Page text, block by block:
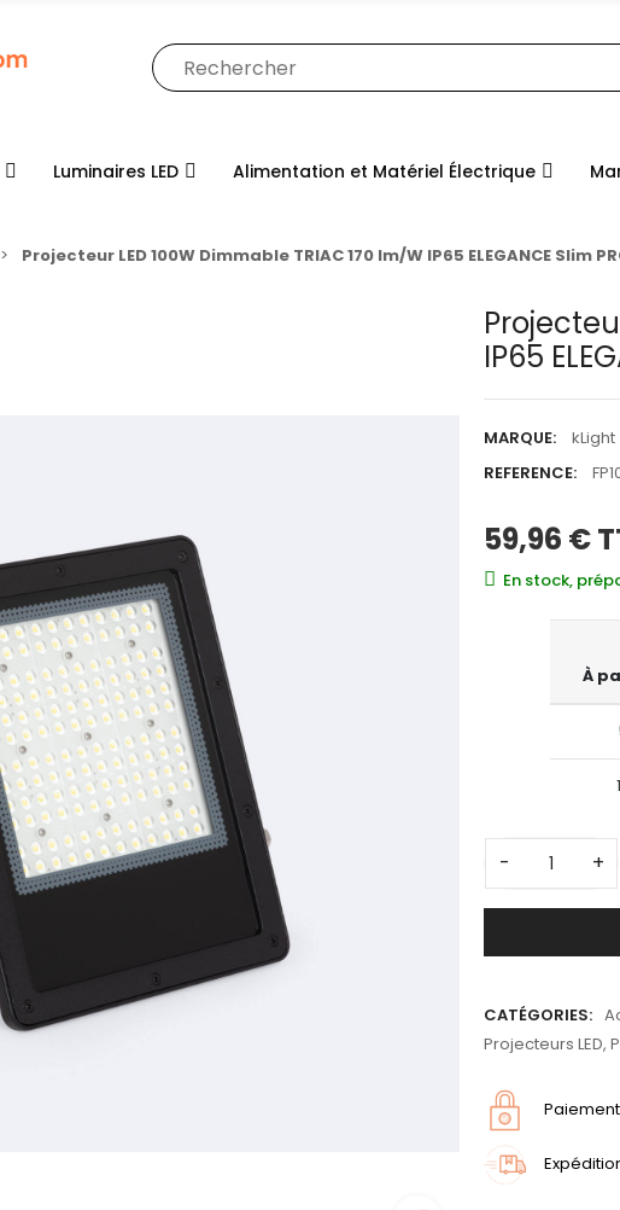
Luminaires LED Alimentation et Matériel Électrique
Projecteur LED 100W Dimmable TRIAC 170 lm/W IP65 ELEGANCE Slim
IP65
MARQUE:
kLight
REFERENCE:
59,96 €
En stock,
À
- +
CATÉGORIES:
Projecteurs LED,